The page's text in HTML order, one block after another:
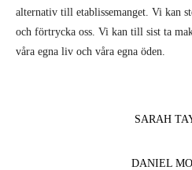
alternativ till etablissemanget. Vi kan
och förtrycka oss. Vi kan till sist ta
våra egna liv och våra egna öden.
SARAH
DANIEL